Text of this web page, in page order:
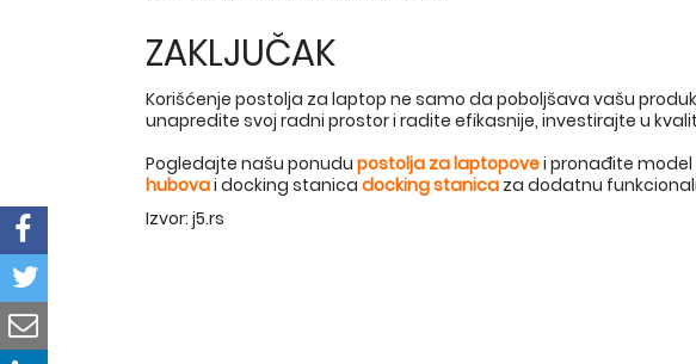
ZAKLJUČAK
Korišćenje postolja za laptop ne samo da poboljšava vašu
unapredite svoj radni prostor i radite efikasnije, investirajte u
Pogledajte našu ponudu postolja za laptopovei pronađite
hubovai docking stanica docking stanica za dodatnu
Izvor: j5.rs